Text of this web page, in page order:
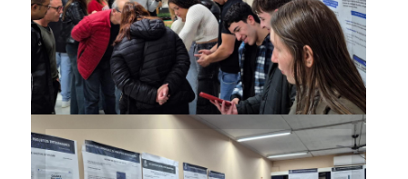
protótipos e outros materiais